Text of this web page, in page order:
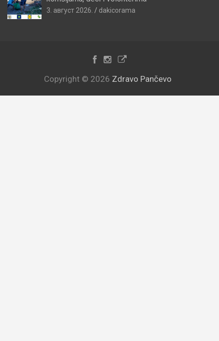
3. август 2026. dakicorama
Copyright © 2026 Zdravo Pančevo